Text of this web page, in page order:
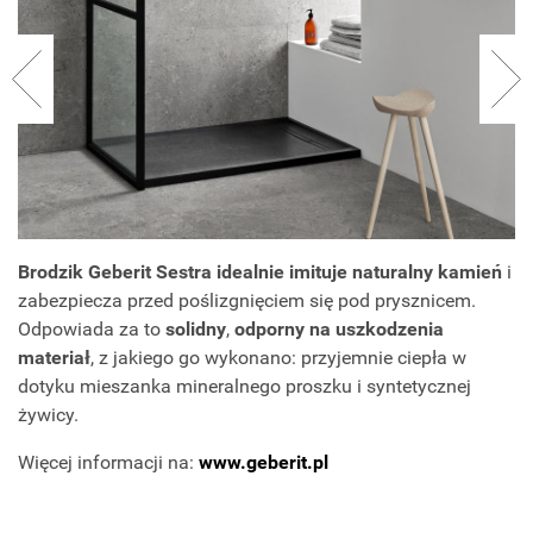
Brodzik Geberit Sestra idealnie imituje naturalny kamień i
zabezpiecza przed poślizgnięciem się pod prysznicem.
Odpowiada za to solidny, odporny na uszkodzenia
materiał, z jakiego go wykonano: przyjemnie ciepła w
dotyku mieszanka mineralnego proszku i syntetycznej
żywicy.
Więcej informacji na: www.geberit.pl